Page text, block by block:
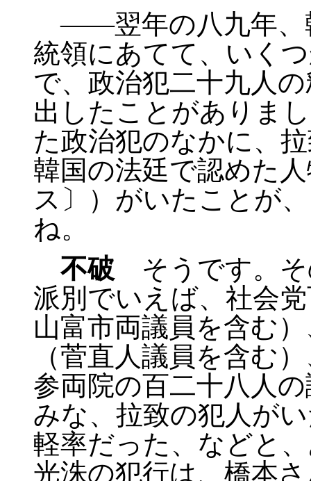
――翌年の八九年、
統領にあてて、いく
で、政治犯二十九人
出したことがありま
た政治犯のなかに、
韓国の法廷で認めた
ス〕）がいたことが
ね。
不破 そうです。そ
派別でいえば、社会
山富市両議員を含む
（菅直人議員を含む
参両院の百二十八人
みな、拉致の犯人が
軽率だった、などと
光洙の犯行は、橋本